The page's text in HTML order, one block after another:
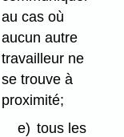
au cas où
aucun autre
travailleur ne
se trouve à
proximité;
e) tous les